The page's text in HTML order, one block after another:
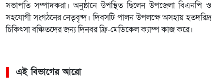
সভাপতি সম্পাদকরা। অনুষ্ঠানে উপস্থিত ছিলেন উপজেলা বিএনপি ও
সহযোগী সংগঠনের নেতৃবৃন্দ। দিবসটি পালন উপলক্ষে অসহায় হতদরিদ্র
চিকিৎসা বঞ্চিতদের জন্য দিনবর ফ্রি-মেডিকেল ক্যাম্প কাজ করে।
এই বিভাগের আরো